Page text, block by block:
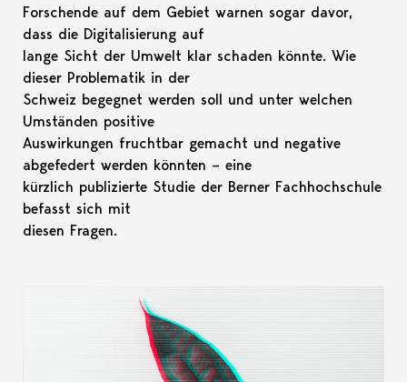
Forschende auf dem Gebiet warnen sogar davor,
dass die Digitalisierung auf
lange Sicht der Umwelt klar schaden könnte. Wie
dieser Problematik in der
Schweiz begegnet werden soll und unter welchen
Umständen positive
Auswirkungen fruchtbar gemacht und negative
abgefedert werden könnten – eine
kürzlich publizierte Studie der Berner Fachhochschule
befasst sich mit
diesen Fragen.